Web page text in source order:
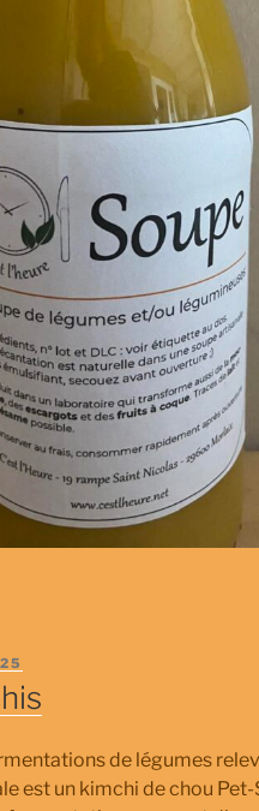
de légumes
est un kimchi de chou